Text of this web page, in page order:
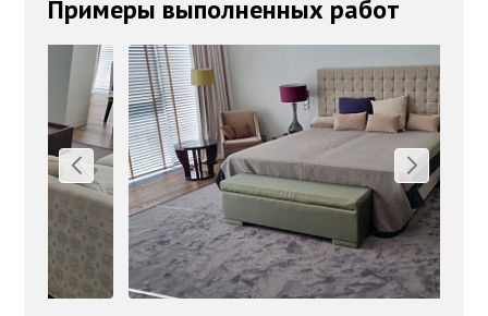
Примеры выполненных работ